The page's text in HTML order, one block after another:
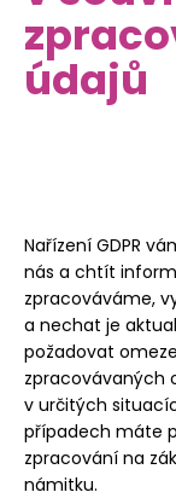
údajů
Nařízení GDPR
nás a chtít
zpracováváme,
a nechat je
požadovat
zpracovávaných
v určitých
případech máte
zpracování na
námitku.